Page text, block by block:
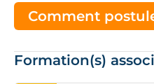
Comment
Formation(s)